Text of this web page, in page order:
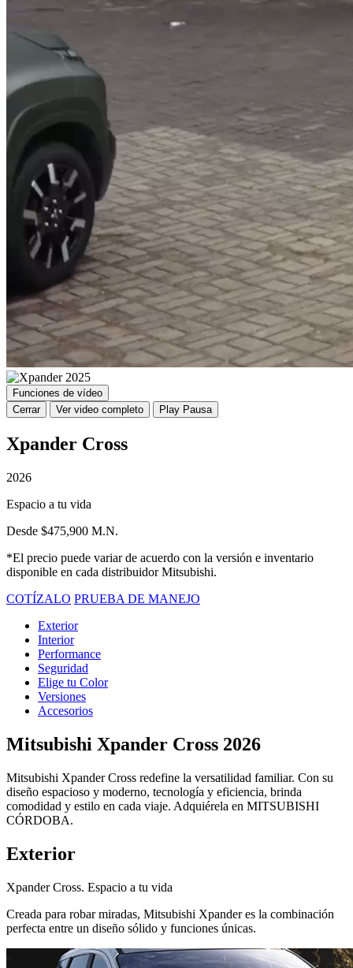
Funciones de vídeo
Cerrar
Ver video completo Play Pausa
Xpander Cross
2026
Espacio a tu vida
Desde $475,900 M.N.
*El precio puede variar de acuerdo con la versión e inventario
disponible en cada distribuidor Mitsubishi.
COTÍZALO PRUEBA DE MANEJO
Exterior
Interior
Performance
Seguridad
Elige tu Color
Versiones
Accesorios
Mitsubishi Xpander Cross 2026
Mitsubishi Xpander Cross redefine la versatilidad familiar. Con su
diseño espacioso y moderno, tecnología y eficiencia, brinda
comodidad y estilo en cada viaje. Adquiérela en MITSUBISHI
CÓRDOBA.
Exterior
Xpander Cross. Espacio a tu vida
Creada para robar miradas, Mitsubishi Xpander es la combinación
perfecta entre un diseño sólido y funciones únicas.